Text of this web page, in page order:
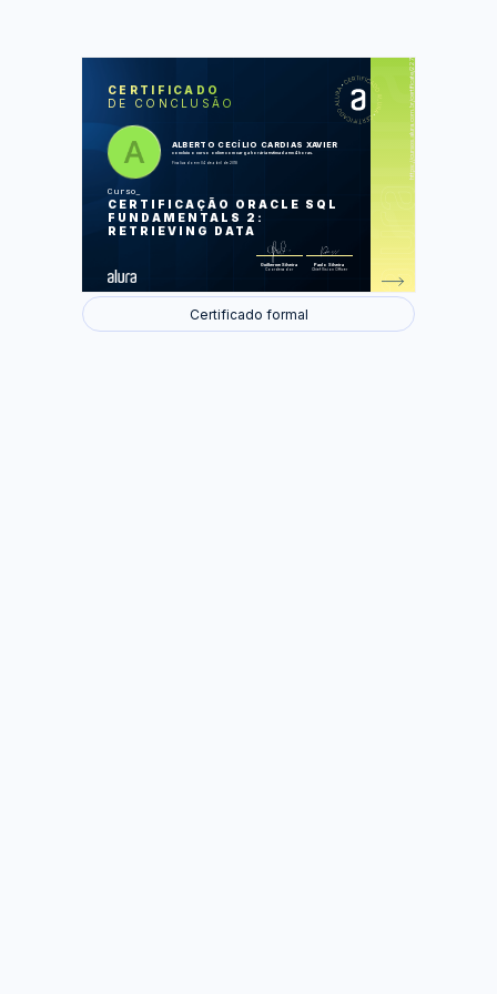
CERTIFICADO
DE CONCLUSÃO
ALBERTO CECÍLIO CARDIAS XAVIER
concluiu o curso online com carga horária estimada em 4 horas.
Finalizado em 04 de abril de 2018
Curso
CERTIFICAÇÃO ORACLE SQL
FUNDAMENTALS 2:
RETRIEVING DATA
Guilherme Silveira
Coordenador
Paulo Silveira
Chief Vision Officer
LAS
Recuperando dados usando o
comando SELECT
Certificado formal